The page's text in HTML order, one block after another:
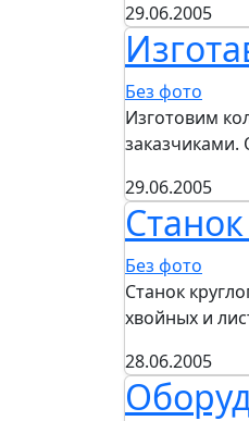
29.06.2005
Без фото
Изготовим
29.06.2005
Без фото
Станок
хвойных и
28.06.2005